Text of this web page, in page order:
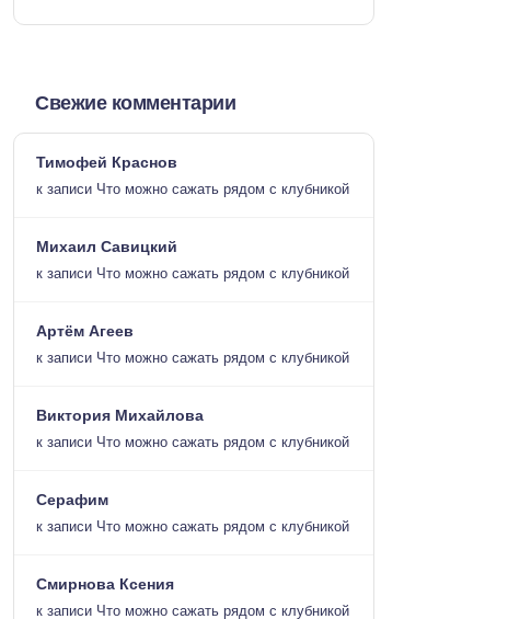
Свежие комментарии
Тимофей Краснов
к записи Что можно сажать рядом с клубникой
Михаил Савицкий
к записи Что можно сажать рядом с клубникой
Артём Агеев
к записи Что можно сажать рядом с клубникой
Виктория Михайлова
к записи Что можно сажать рядом с клубникой
Серафим
к записи Что можно сажать рядом с клубникой
Смирнова Ксения
к записи Что можно сажать рядом с клубникой